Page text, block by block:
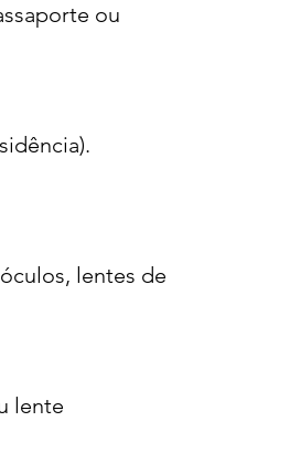
ou
lentes de
lente